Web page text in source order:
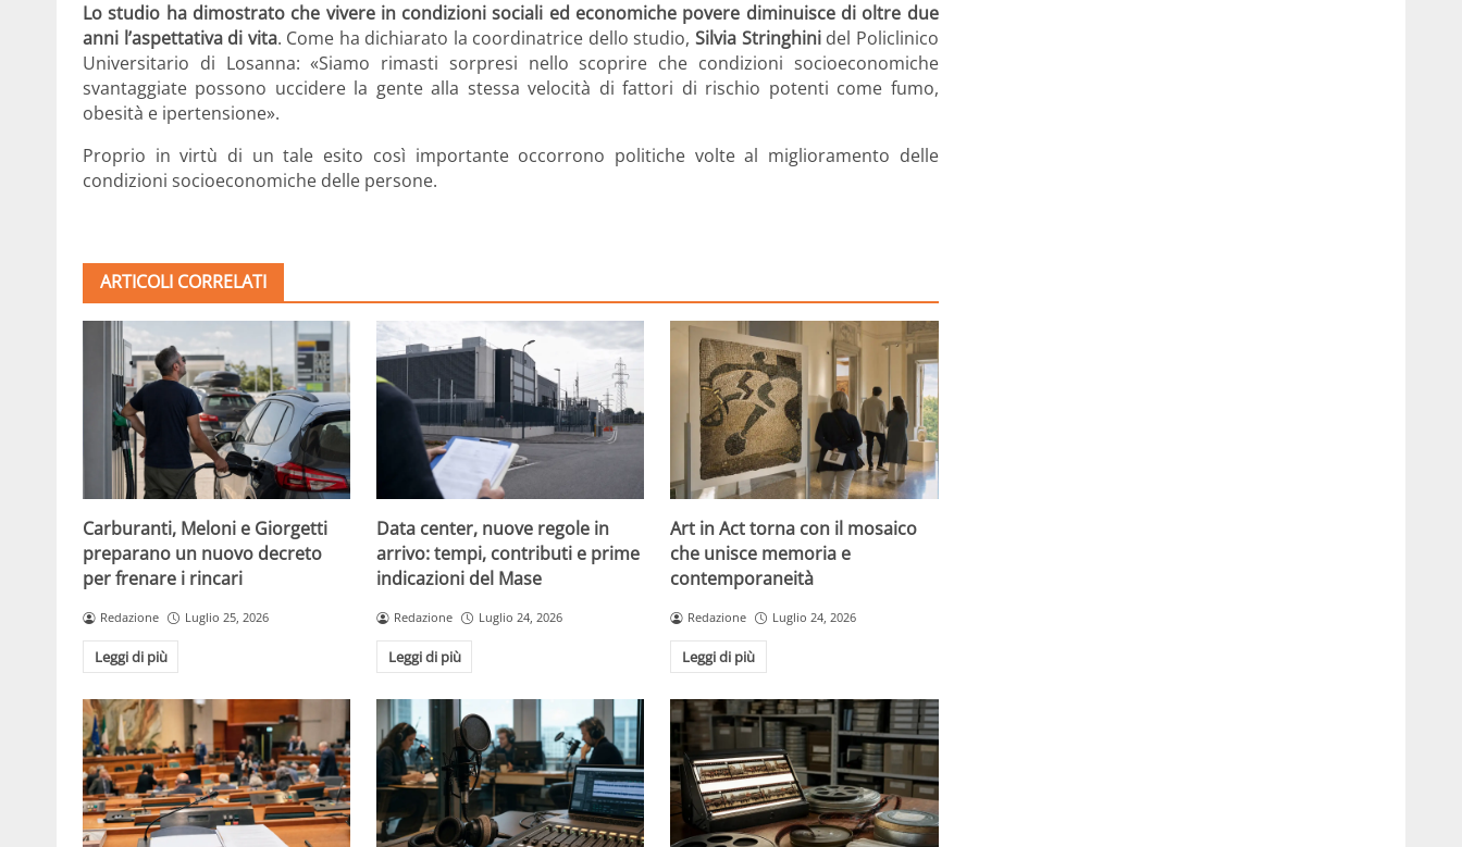
Lo studio ha dimostrato che vivere in condizioni sociali ed economiche povere diminuisce di oltre due
anni l’aspettativa di vita. Come ha dichiarato la coordinatrice dello studio,Silvia Stringhinidel Policlinico
Universitario di Losanna: «Siamo rimasti sorpresi nello scoprire che condizioni socioeconomiche
svantaggiate possono uccidere la gente alla stessa velocità di fattori di rischio potenti come fumo,
obesità e ipertensione».
Proprio in virtù di un tale esito così importante occorrono politiche volte al miglioramento delle
condizioni socioeconomiche delle persone.
ARTICOLI CORRELATI
Carburanti, Meloni e Giorgetti
preparano un nuovo decreto
per frenare i rincari
Redazione Luglio 25, 2026
Leggi di più
Data center, nuove regole in
arrivo: tempi, contributi e prime
indicazioni del Mase
Redazione Luglio 24, 2026
Leggi di più
Art in Act torna con il mosaico
che unisce memoria e
contemporaneità
Redazione Luglio 24, 2026
Leggi di più